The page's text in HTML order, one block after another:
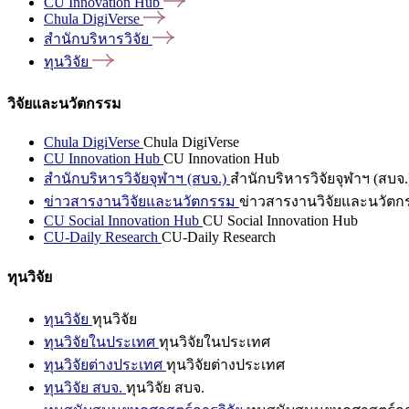
Chula DigiVerse
สำนักบริหารวิจัย
ทุนวิจัย
วิจัยและนวัตกรรม
Chula DigiVerse Chula DigiVerse
CU Innovation Hub CU Innovation Hub
สำนักบริหารวิจัยจุฬาฯ (สบจ.) สำนักบริหารวิจัยจุฬาฯ (สบจ
ข่าวสารงานวิจัยและนวัตกรรม ข่าวสารงานวิจัยและนวัตก
CU Social Innovation Hub CU Social Innovation Hub
CU-Daily Research CU-Daily Research
ทุนวิจัย
ทุนวิจัย ทุนวิจัย
ทุนวิจัยในประเทศ ทุนวิจัยในประเทศ
ทุนวิจัยต่างประเทศ ทุนวิจัยต่างประเทศ
ทุนวิจัย สบจ. ทุนวิจัย สบจ.